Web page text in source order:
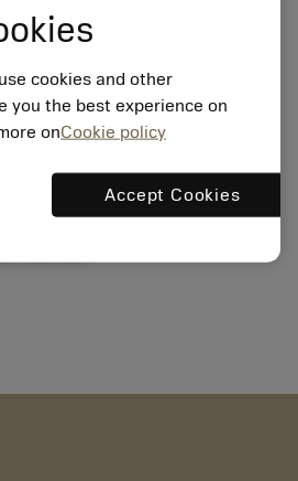
(BMT65)
cookies and other
you the best experience on
onCookie policy
Accept Cookies